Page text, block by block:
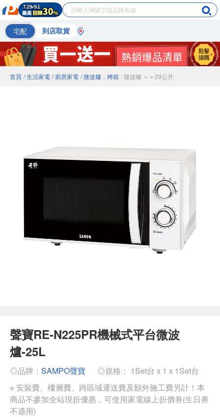
宅配 到店取貨
首頁 / 生活家電 / 廚房家電 / 微波爐．烤箱 / 微波爐 ＞＝29公升
聲寶RE-N225PR機械式平台微波
爐-25L
◎品牌： SAMPO聲寶
◎規格： 1Set台 x 1 x 1Set台
※ 安裝費、樓層費、跨區域運送費及額外施工費另計！本
商品不參加全站現折優惠，可使用家電線上折價券(生日券
不適用)